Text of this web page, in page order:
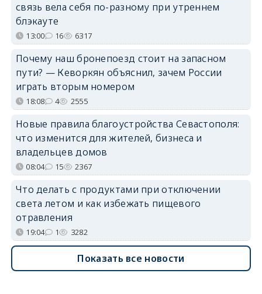
связь вела себя по-разному при утреннем
блэкауте
13:00 16 6317
Почему наш бронепоезд стоит на запасном
пути? — Кеворкян объяснил, зачем России
играть вторым номером
18:08 4 2555
Новые правила благоустройства Севастополя:
что изменится для жителей, бизнеса и
владельцев домов
08:04 15 2367
Что делать с продуктами при отключении
света летом и как избежать пищевого
отравления
19:04 1 3282
Показать все новости